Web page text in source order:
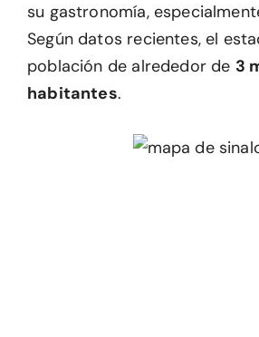
su gastronomía,
Según datos recientes, el
población de alrededor de 3
habitantes.